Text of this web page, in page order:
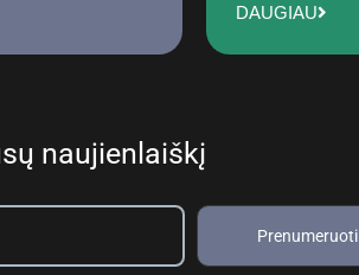
DAUGIAU
naujienlaiškį
Prenumeruoti